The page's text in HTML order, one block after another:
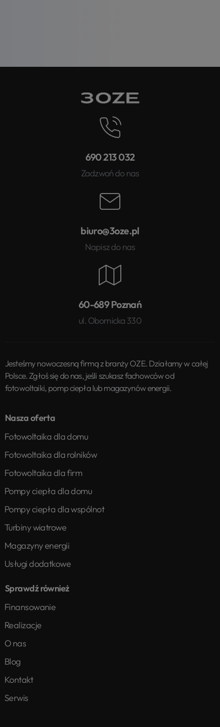
690 213 032
Zadzwoń do nas
biuro@3oze.pl
Napisz do nas
60-689 Poznań
ul. Obornicka 330
Jesteśmy nowoczesną firmą z branży OZE. Działamy w całej
Polsce. Zgłoś się do nas, jeśli szukasz fachowców od
fotowoltaiki, pomp ciepła lub magazynów energii.
Nasza oferta
Fotowoltaika dla domu
Fotowoltaika dla rolników
Fotowoltaika dla firm
Pompy ciepła dla domu
Pompy ciepła dla wspólnot
Turbiny wiatrowe
Magazyny energii
Usługi dodatkowe
Sprawdź również
Finansowanie
Realizacje
O nas
Blog
Kontakt
Serwis